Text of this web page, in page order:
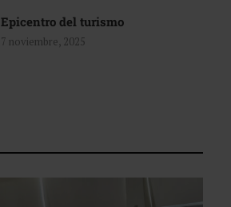
Epicentro del turismo
7 noviembre, 2025